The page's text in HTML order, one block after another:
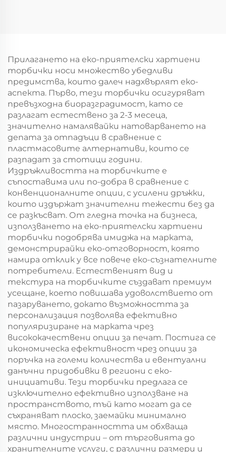
храна, пица, сандвич,
сладолед, кръгли/
овални узори като
алтернатива на
пластмасата
Прилагането на еко-приятелски хартиени
торбички носи множество убедливи
предимства, които далеч надхвърлят еко-
аспекта. Първо, тези торбички осигуряват
превъзходна биоразградимост, като се
разлагат естествено за 2-3 месеца,
значително намалявайки натоварването на
депата за отпадъци в сравнение с
пластмасовите алтернативи, които се
разпадат за стотици години.
Издръжливостта на торбичките е
съпоставима или по-добра в сравнение с
конвенционалните опции, с усилени дръжки,
които издържат значителни тежести без да
се разкъсват. От гледна точка на бизнеса,
използването на еко-приятелски хартиени
торбички подобрява имиджа на марката,
демонстрирайки еко-отговорност, която
намира отклик у все повече еко-съзнателните
потребители. Естественият вид и
текстура на торбичките създават премиум
усещане, което повишава удоволствието от
пазаруването, докато възможността за
персонализация позволява ефективно
популяризиране на марката чрез
висококачествени опции за печат. Постига се
икономическа ефективност чрез опции за
поръчка на големи количества и евентуални
данъчни придобивки в региони с еко-
инициативи. Тези торбички предлага се
изключително ефективно използване на
пространството, тъй като могат да се
съхраняват плоско, заемайки минимално
място. Многостранността им обхваща
различни индустрии – от търговията до
хранителните услуги, с различни размери и